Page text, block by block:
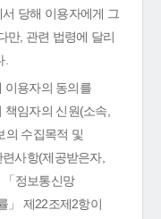
당해 이용자에게 그
만, 관련 법령에 달리
.
이용자의 동의를
임자의 신원(소속,
의 수집목적 및
사항(제공받은자,
정보통신망
」 제22조제2항이